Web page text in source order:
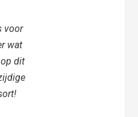
voor
wat
dit